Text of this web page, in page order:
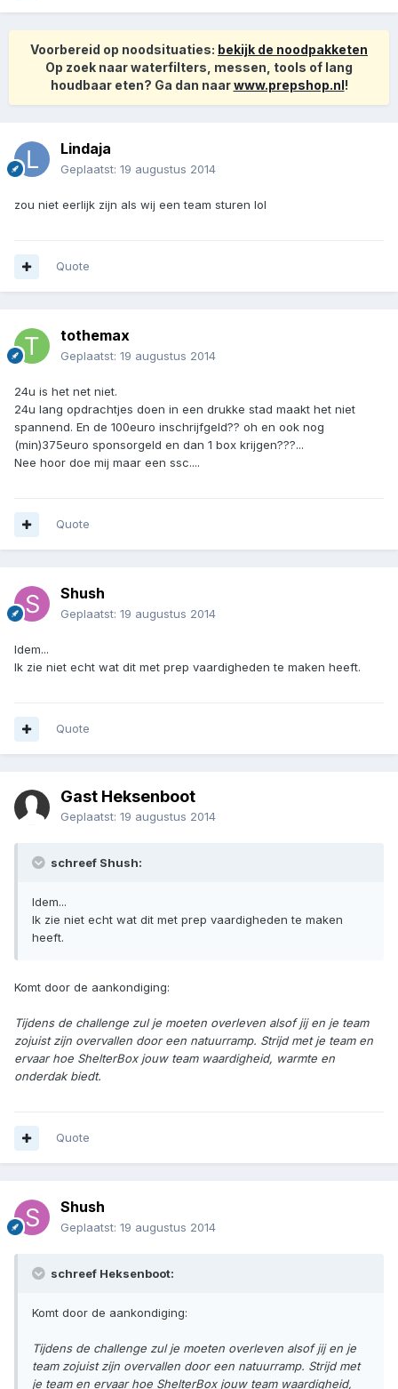
Voorbereid op noodsituaties: bekijk de noodpakketen
Op zoek naar waterfilters, messen, tools of lang
houdbaar eten? Ga dan naarwww.prepshop.nl!
Lindaja
Geplaatst: 19 augustus 2014
zou niet eerlijk zijn als wij een team sturen lol
Quote
tothemax
Geplaatst: 19 augustus 2014
24u is het net niet.
24u lang opdrachtjes doen in een drukke stad maakt het niet
spannend. En de 100euro inschrijfgeld?? oh en ook nog
(min)375euro sponsorgeld en dan 1 box krijgen???...
Nee hoor doe mij maar een ssc....
Quote
Shush
Geplaatst: 19 augustus 2014
Idem...
Ik zie niet echt wat dit met prep vaardigheden te maken heeft.
Quote
Gast Heksenboot
Geplaatst: 19 augustus 2014
schreef Shush:
Idem...
Ik zie niet echt wat dit met prep vaardigheden te maken
heeft.
Komt door de aankondiging:
Tijdens de challenge zul je moeten overleven alsof jij en je team
zojuist zijn overvallen door een natuurramp. Strijd met je team en
ervaar hoe ShelterBox jouw team waardigheid, warmte en
onderdak biedt.
Quote
Shush
Geplaatst: 19 augustus 2014
schreef Heksenboot:
Komt door de aankondiging:
Tijdens de challenge zul je moeten overleven alsof jij en je
team zojuist zijn overvallen door een natuurramp. Strijd met
je team en ervaar hoe ShelterBox jouw team waardigheid,